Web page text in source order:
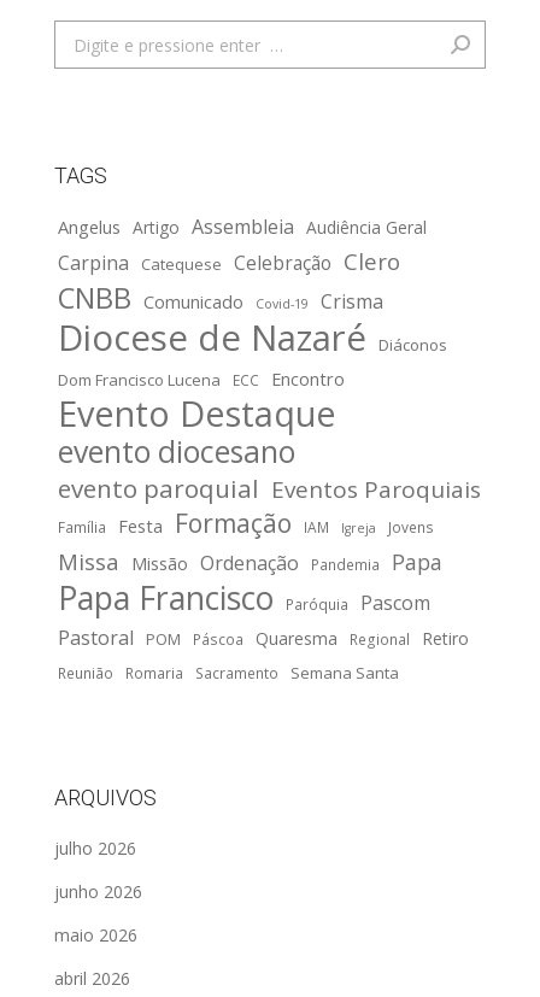
Search:
TAGS
Angelus Artigo Assembleia Audiência Geral
Carpina Catequese Celebração Clero
CNBB Comunicado Covid-19 Crisma
Diocese de Nazaré
Diáconos
Dom Francisco Lucena
ECC Encontro
Evento Destaque
evento diocesano
evento paroquial Eventos Paroquiais
Família Festa Formação IAM Igreja Jovens
Missa Missão Ordenação Pandemia Papa
Papa Francisco Paróquia
Pascom
Pastoral
POM Páscoa Quaresma Regional Retiro
Reunião Romaria Sacramento Semana Santa
ARQUIVOS
julho 2026
junho 2026
maio 2026
abril 2026